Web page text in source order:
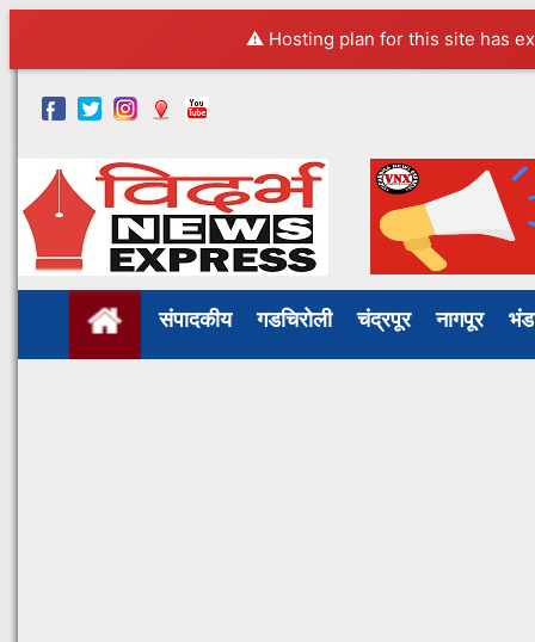
⚠️ Hosting plan for this site has
संपादकीय गडचिरोली चंद्रपूर नागपूर